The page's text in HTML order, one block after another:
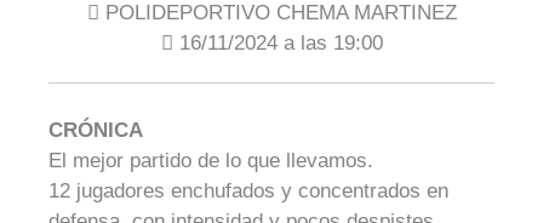
POLIDEPORTIVO CHEMA MARTINEZ
16/11/2024 a las 19:00
CRÓNICA
El mejor partido de lo que llevamos.
12 jugadores enchufados y concentrados en